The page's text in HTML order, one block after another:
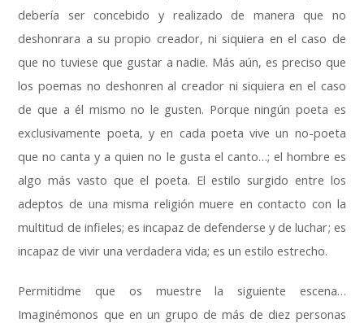
debería ser concebido y realizado de manera que no
deshonrara a su propio creador,ni siquiera en el caso de
que no tuviese que gustar a nadie. Más aún, es preciso que
los poemas no deshonren al creador ni siquiera en el caso
de que a él mismo no le gusten. Porque ningún poeta es
exclusivamente poeta, y en cada poeta vive un no-poeta
que no canta y a quien no le gusta el canto…; el hombre es
algo más vasto que el poeta. El estilo surgido entre los
adeptos de una misma religión muere en contacto con la
multitud de infieles; es incapaz de defenderse y de luchar; es
incapaz de vivir una verdadera vida;es un estilo estrecho.
Permitidme que os muestre la siguiente escena…
Imaginémonos que en un grupo de más de diez personas